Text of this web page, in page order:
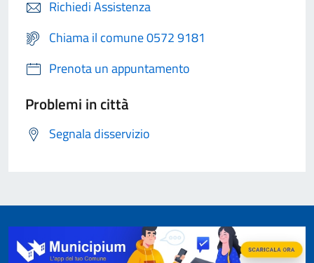
Richiedi Assistenza
Chiama il comune 0572 9181
Prenota un appuntamento
Problemi in città
Segnala disservizio